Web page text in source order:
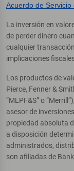
Acuerdo de
La inversión en
de perder dinero
cualquier
implicaciones
Los productos de
Pierce, Fenner &
“MLPF&S” o
asesor de
propiedad absoluta
a disposición
administrados,
son afiliadas de